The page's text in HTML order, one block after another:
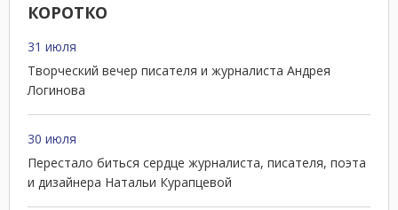
КОРОТКО
31 июля
Творческий вечер писателя и журналиста Андрея
Логинова
30 июля
Перестало биться сердце журналиста, писателя, поэта
и дизайнера Натальи Курапцевой